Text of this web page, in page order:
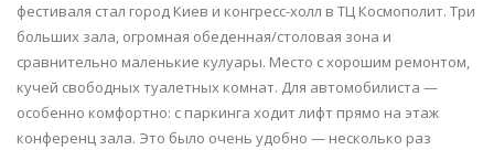
фестиваля стал город Киев и конгресс-холл в ТЦ Космополит. Три
больших зала, огромная обеденная/столовая зона и
сравнительно маленькие кулуары. Место с хорошим ремонтом,
кучей свободных туалетных комнат. Для автомобилиста —
особенно комфортно: с паркинга ходит лифт прямо на этаж
конференц зала. Это было очень удобно — несколько раз